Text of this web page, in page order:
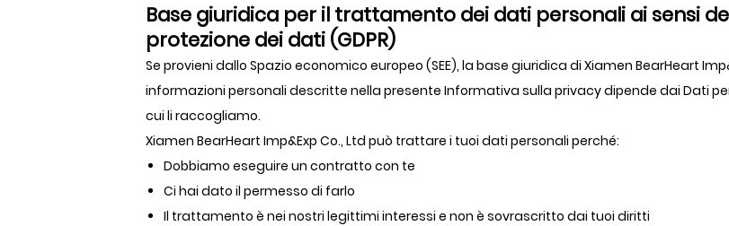
Base giuridica per il trattamento dei dati personali ai sensi
protezione dei dati (GDPR)
Se provieni dallo Spazio economico europeo (SEE), la base giuridica di Xiamen BearHeart
informazioni personali descritte nella presente Informativa sulla privacy dipende dai Dati
cui li raccogliamo.
Xiamen BearHeart Imp&Exp Co., Ltd può trattare i tuoi dati personali perché:
Dobbiamo eseguire un contratto con te
Ci hai dato il permesso di farlo
Il trattamento è nei nostri legittimi interessi e non è sovrascritto dai tuoi diritti